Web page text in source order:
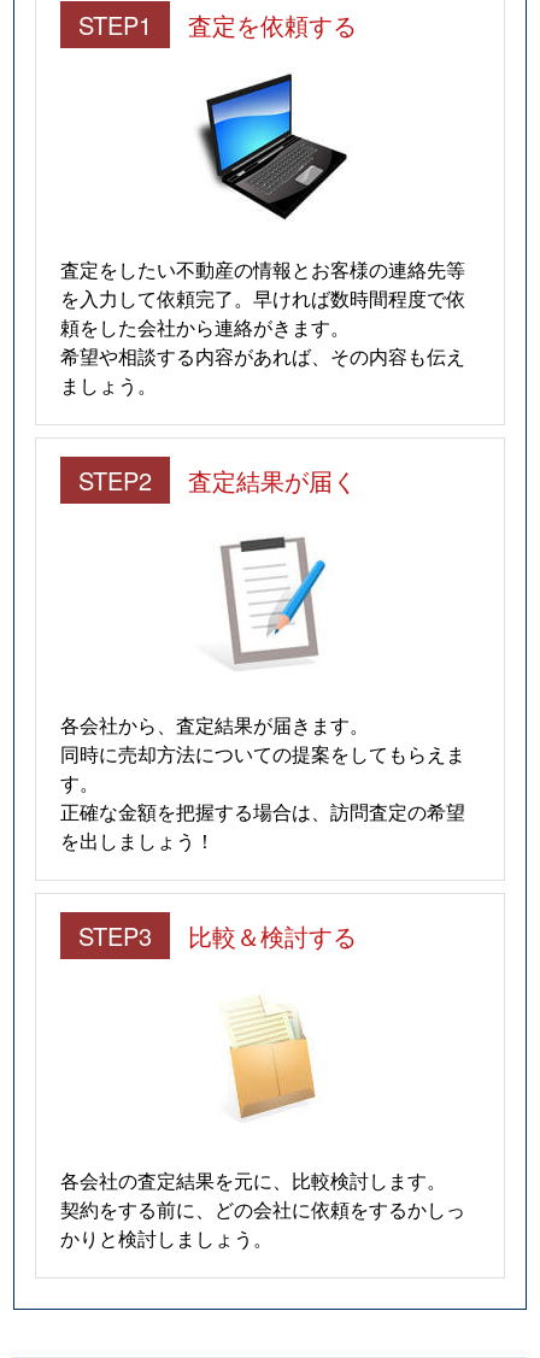
STEP1 査定を依頼する
査定をしたい不動産の情報とお客様の連絡先等
を入力して依頼完了。早ければ数時間程度で依
頼をした会社から連絡がきます。
希望や相談する内容があれば、その内容も伝え
ましょう。
STEP2 査定結果が届く
各会社から、査定結果が届きます。
同時に売却方法についての提案をしてもらえま
す。
正確な金額を把握する場合は、訪問査定の希望
を出しましょう！
STEP3 比較＆検討する
各会社の査定結果を元に、比較検討します。
契約をする前に、どの会社に依頼をするかしっ
かりと検討しましょう。